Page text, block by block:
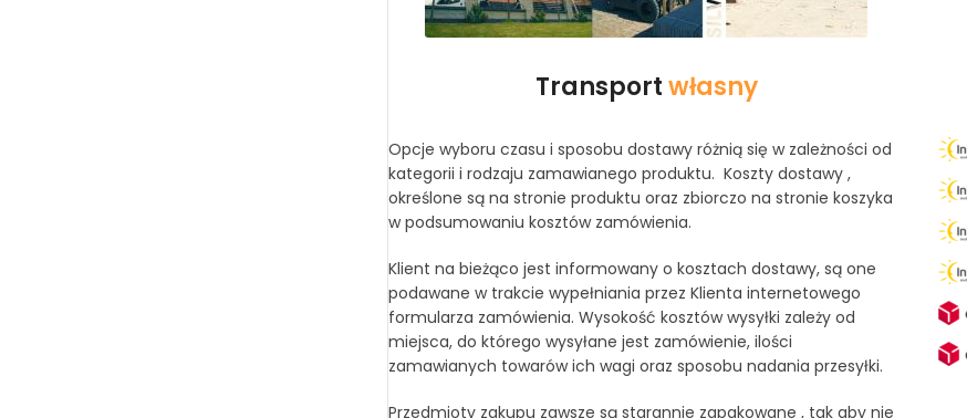
Transportwłasny
Opcje wyboru czasu i sposobu dostawy różnią się w zależności od
kategorii i rodzaju zamawianego produktu. Koszty dostawy ,
określone są na stronie produktu oraz zbiorczo na stronie koszyka
w podsumowaniu kosztów zamówienia.
Klient na bieżąco jest informowany o kosztach dostawy, są one
podawane w trakcie wypełniania przez Klienta internetowego
formularza zamówienia. Wysokość kosztów wysyłki zależy od
miejsca, do którego wysyłane jest zamówienie, ilości
zamawianych towarów ich wagi oraz sposobu nadania przesyłki.
Przedmioty zakupu zawsze są starannie zapakowane , tak aby nie